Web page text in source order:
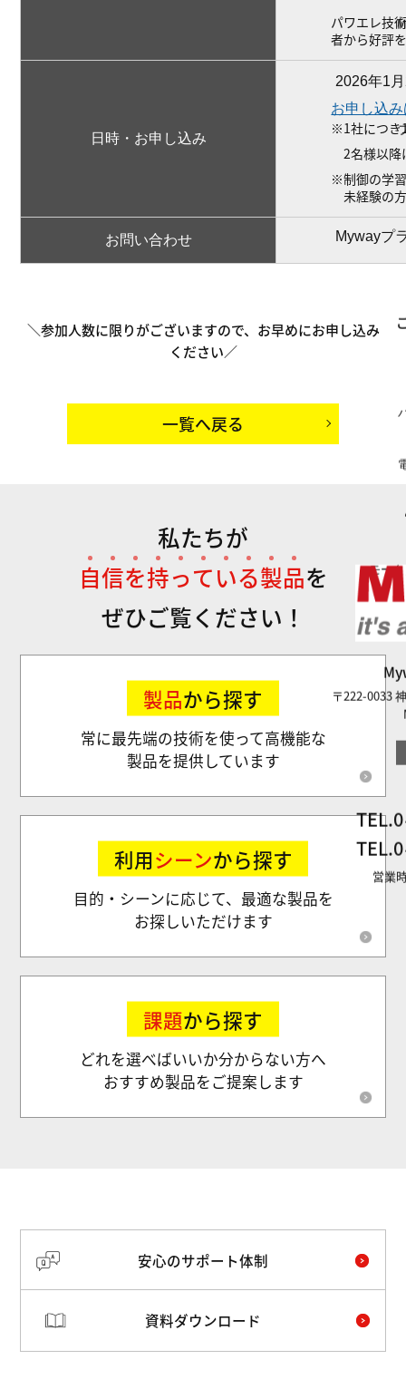
モー
〒222-0033
TEL.
TEL.
営業
パワエレ技
者から好評
日時・お申し込み
2026年1
お申し込
※1社につき
2名様以降
※制御の学
未経験の
お問い合わせ Mywayプ
＼参加人数に限りがございますので、お早めにお申し込み
ください／
一覧へ戻る
私たちが
自信を持っている製品を
ぜひご覧ください！
製品から探す
常に最先端の技術を使って高機能な
製品を提供しています
利用シーンから探す
目的・シーンに応じて、最適な製品を
お探しいただけます
課題から探す
どれを選べばいいか分からない方へ
おすすめ製品をご提案します
安心のサポート体制
資料ダウンロード